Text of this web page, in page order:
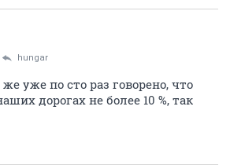
hungar
уже по сто раз говорено, что
дорогах не более 10 %, так